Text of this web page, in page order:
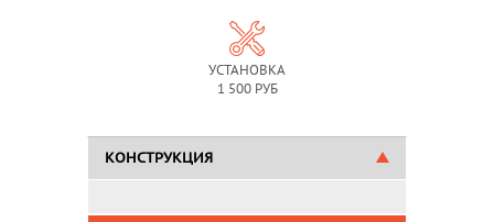
УСТАНОВКА
1 500 РУБ
КОНСТРУКЦИЯ